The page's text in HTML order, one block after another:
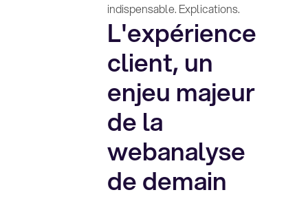
indispensable. Explications.
L'expérience
client, un
enjeu majeur
de la
webanalyse
de demain